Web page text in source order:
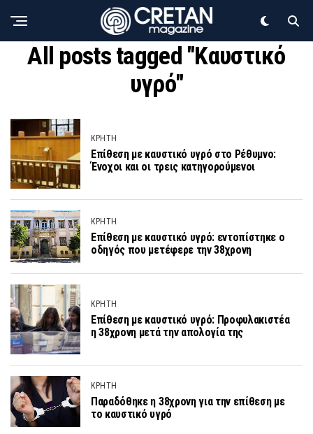
All posts tagged "Καυστικό
υγρό"
ΚΡΗΤΗ
Επίθεση με καυστικό υγρό στο Ρέθυμνο:
Ένοχοι και οι τρεις κατηγορούμενοι
ΚΡΗΤΗ
Επίθεση με καυστικό υγρό: εντοπίστηκε ο
οδηγός που μετέφερε την 38χρονη
ΚΡΗΤΗ
Επίθεση με καυστικό υγρό: Προφυλακιστέα
η 38χρονη μετά την απολογία της
ΚΡΗΤΗ
Παραδόθηκε η 38χρονη για την επίθεση με
το καυστικό υγρό